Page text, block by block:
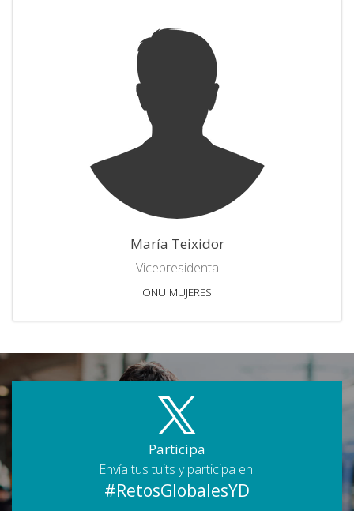
María Teixidor
Vicepresidenta
ONU MUJERES
Participa
Envía tus tuits y participa en:
#RetosGlobalesYD